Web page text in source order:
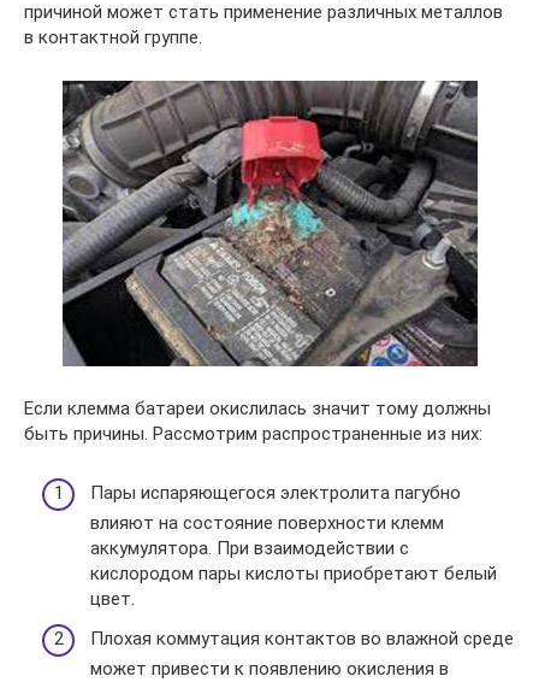
причиной может стать применение различных металлов
в контактной группе.
Если клемма батареи окислилась значит тому должны
быть причины. Рассмотрим распространенные из них:
Пары испаряющегося электролита пагубно
влияют на состояние поверхности клемм
аккумулятора. При взаимодействии с
кислородом пары кислоты приобретают белый
цвет.
Плохая коммутация контактов во влажной среде
может привести к появлению окисления в